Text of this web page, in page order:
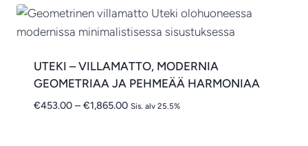
UTEKI – VILLAMATTO, MODERNIA
GEOMETRIAA JA PEHMEÄÄ HARMONIAA
€453.00 – €1,865.00Hintaluokka:
Sis. alv 25.5%